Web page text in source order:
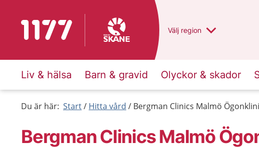
Till startsidan för 1177 Du har valt region
Välj en annan
region
Liv & hälsa Barn & gravid Olyckor & skador
Du är här: Start Hitta vård Bergman Clinics Malmö
Bergman Clinics Malmö